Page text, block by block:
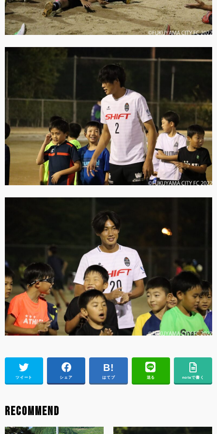
ツイート シェア はてブ 送る noteで書く
RECOMMEND